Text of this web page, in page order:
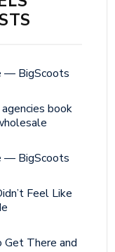
— BigScoots
book
— BigScoots
Feel Like
Get There and